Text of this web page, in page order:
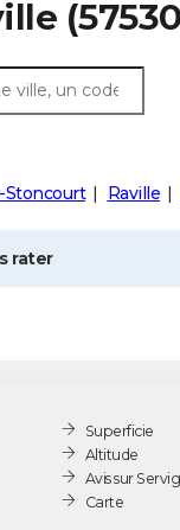
Stoncourt Raville
rater
Superficie
Altitude
Avis sur
Carte